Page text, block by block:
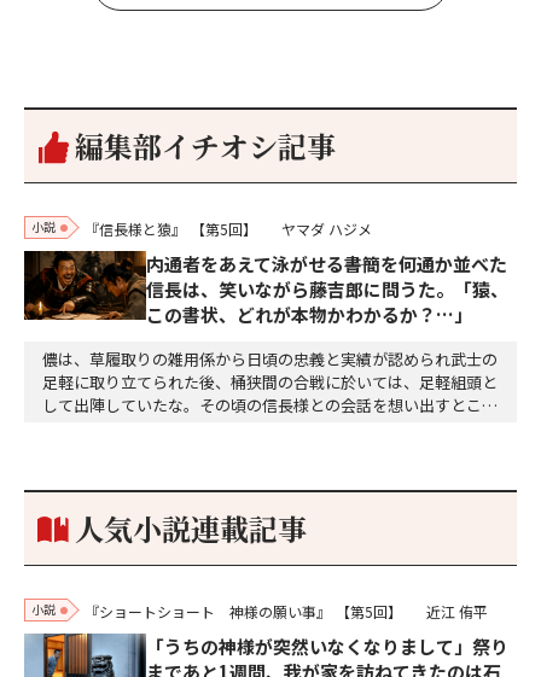
編集部イチオシ記事
小説 『信長様と猿』 【第5回】 ヤマダ ハジメ
内通者をあえて泳がせる――書簡を何通か並べた
信長は、笑いながら藤吉郎に問うた。「猿、
この書状、どれが本物かわかるか？…」
儂は、草履取りの雑用係から日頃の忠義と実績が認められ武士の
足軽に取り立てられた後、桶狭間の合戦に於いては、足軽組頭と
して出陣していたな。その頃の信長様との会話を想い出すとこん
り。どうして勝てたのか、未だにわかりません。…
人気小説連載記事
小説 『ショートショート 神様の願い事』 【第5回】 近江 侑平
「うちの神様が突然いなくなりまして」祭り
まであと1週間、我が家を訪ねてきたのは石